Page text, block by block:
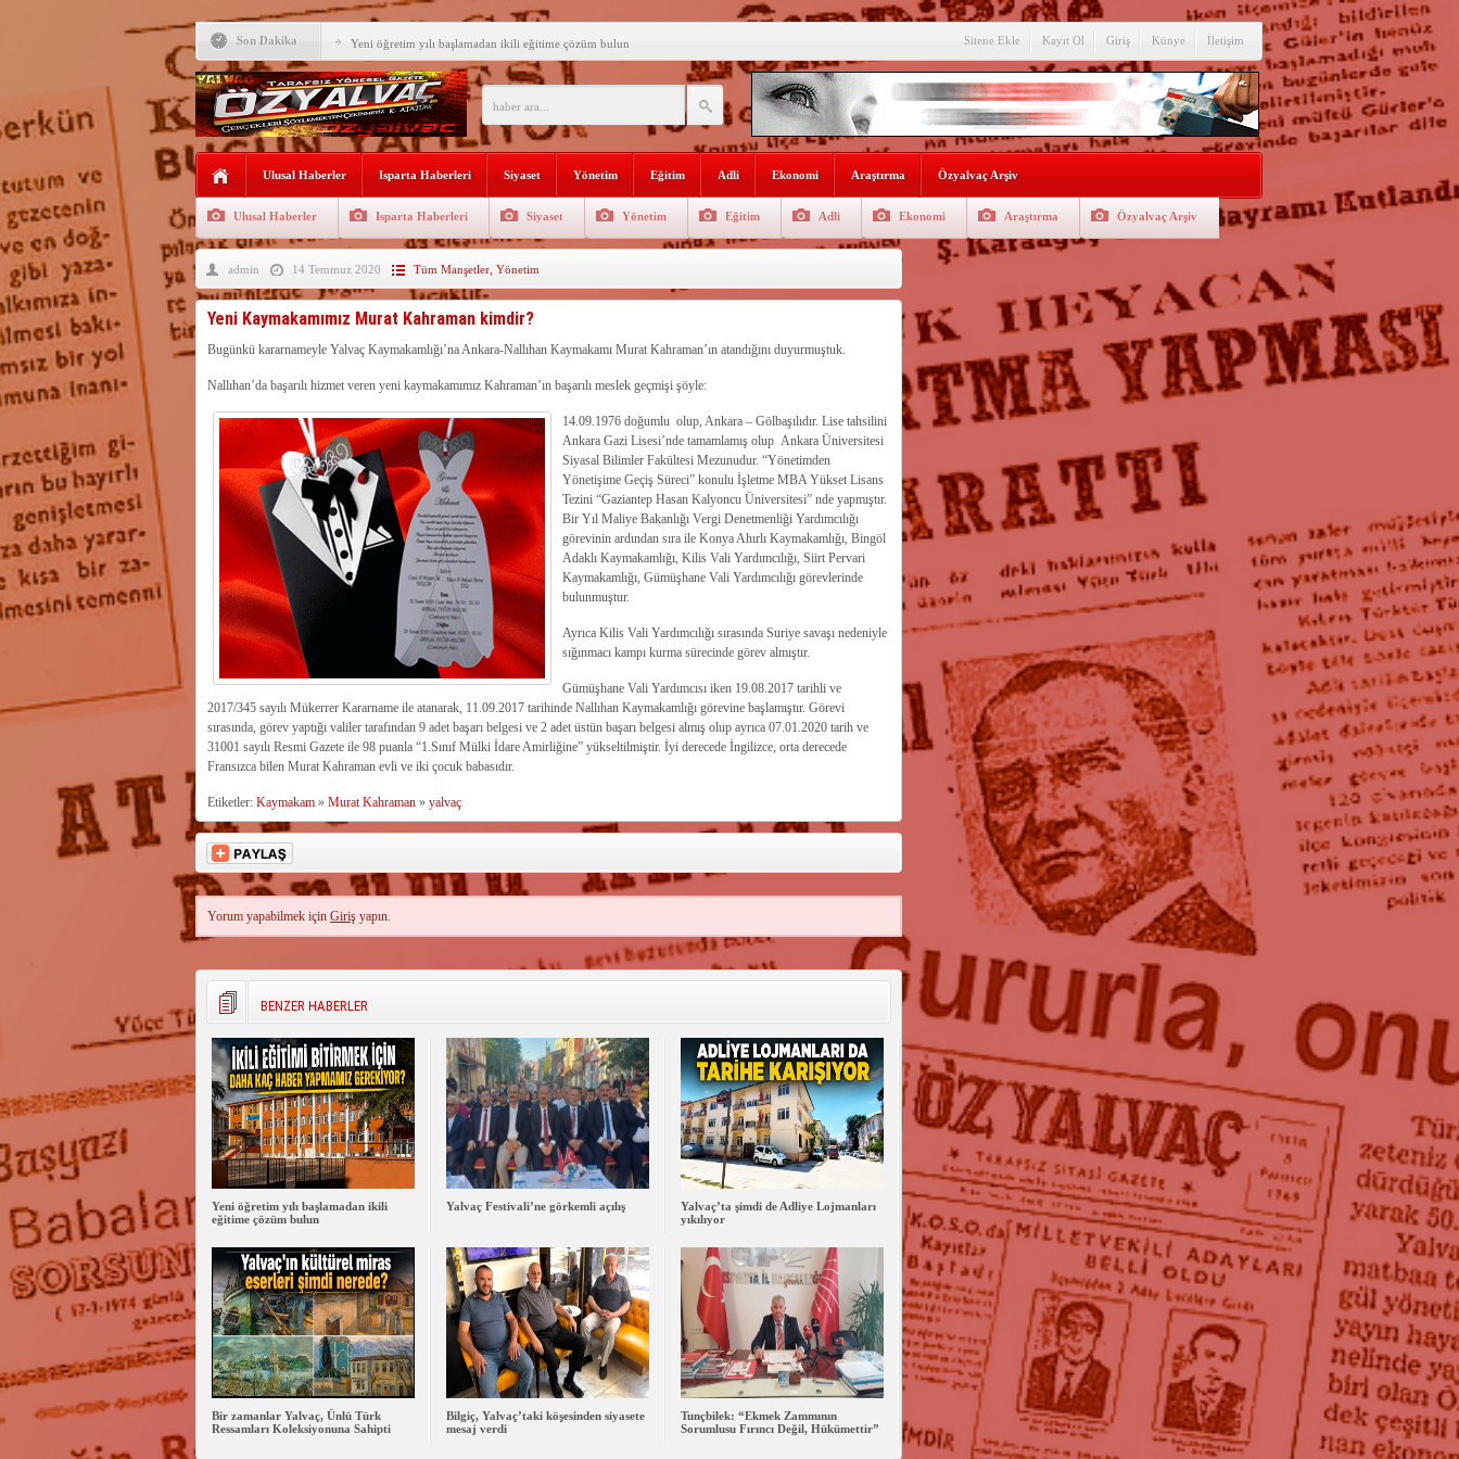
Son Dakika Yeni öğretim yılı başlamadan ikili eğitime çözüm bulun
Yalvaç Festivali’ne görkemli açılış
Yalvaç’ta şimdi de Adliye Lojmanları yıkılıyor
Bir zamanlar Yalvaç, Ünlü Türk Ressamları Koleksiyonuna
Sahipti
Bilgiç, Yalvaç’taki köşesinden siyasete mesaj verdi
Hükümettir”
Süreyya Sadi Bilgiç’ten Başkan Kodal’a ziyaret
Festivalde sünnet şöleni gerçekleştirildi
Arıcılara 3 yılda 1900 kovan dağıtıldı
Vali Abdullah Erin Başarılı Gençlerle Bir Araya Geldi
Sitene Ekle Kayıt Ol Giriş Künye İletişim
Ulusal Haberler Isparta Haberleri Siyaset Yönetim Eğitim Adli Ekonomi Araştırma Özyalvaç Arşiv
Ulusal Haberler Isparta Haberleri Siyaset Yönetim Eğitim Adli Ekonomi Araştırma Özyalvaç Arşiv
admin 14 Temmuz 2020 Tüm Manşetler, Yönetim
Yeni Kaymakamımız Murat Kahraman kimdir?
Bugünkü kararnameyle Yalvaç Kaymakamlığı’na Ankara-Nallıhan Kaymakamı Murat Kahraman’ın atandığını duyurmuştuk.
Nallıhan’da başarılı hizmet veren yeni kaymakamımız Kahraman’ın başarılı meslek geçmişi şöyle:
14.09.1976 doğumlu olup, Ankara – Gölbaşılıdır. Lise tahsilini
Ankara Gazi Lisesi’nde tamamlamış olup Ankara Üniversitesi
Siyasal Bilimler Fakültesi Mezunudur. “Yönetimden
Yönetişime Geçiş Süreci” konulu İşletme MBA Yükset Lisans
Tezini “Gaziantep Hasan Kalyoncu Üniversitesi” nde yapmıştır.
Bir Yıl Maliye Bakanlığı Vergi Denetmenliği Yardımcılığı
görevinin ardından sıra ile Konya Ahırlı Kaymakamlığı, Bingöl
Adaklı Kaymakamlığı, Kilis Vali Yardımcılığı, Siirt Pervari
Kaymakamlığı, Gümüşhane Vali Yardımcılığı görevlerinde
bulunmuştur.
Ayrıca Kilis Vali Yardımcılığı sırasında Suriye savaşı nedeniyle
sığınmacı kampı kurma sürecinde görev almıştır.
Gümüşhane Vali Yardımcısı iken 19.08.2017 tarihli ve
2017/345 sayılı Mükerrer Kararname ile atanarak, 11.09.2017 tarihinde Nallıhan Kaymakamlığı görevine başlamıştır. Görevi
sırasında, görev yaptığı valiler tarafından 9 adet başarı belgesi ve 2 adet üstün başarı belgesi almış olup ayrıca 07.01.2020 tarih ve
31001 sayılı Resmi Gazete ile 98 puanla “1.Sınıf Mülki İdare Amirliğine” yükseltilmiştir. İyi derecede İngilizce, orta derecede
Fransızca bilen Murat Kahraman evli ve iki çocuk babasıdır.
Etiketler: Kaymakam» Murat Kahraman» yalvaç
Yorum yapabilmek içinGiriş yapın.
BENZER HABERLER
Yeni öğretim yılı başlamadan ikili
eğitime çözüm bulun
Yalvaç Festivali’ne görkemli açılış
Yalvaç’ta şimdi de Adliye Lojmanları
yıkılıyor
Bir zamanlar Yalvaç, Ünlü Türk
Ressamları Koleksiyonuna Sahipti
Bilgiç, Yalvaç’taki köşesinden siyasete
mesaj verdi
Tunçbilek: “Ekmek Zammının
Sorumlusu Fırıncı Değil, Hükümettir”